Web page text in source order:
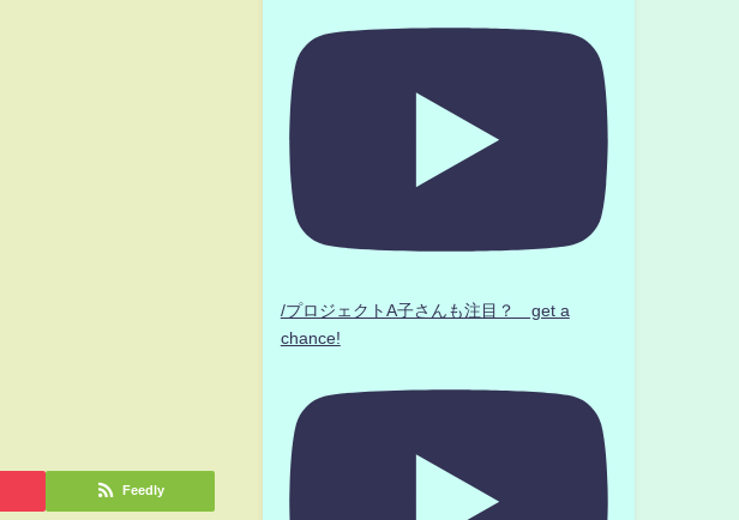
Feedly
/プロジェクトA子さんも注目？ get a
chance!